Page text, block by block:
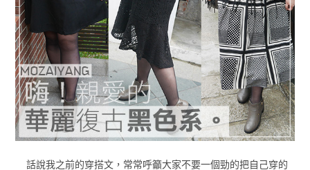
話說我之前的穿搭文，常常呼籲大家不要一個勁的把自己穿的